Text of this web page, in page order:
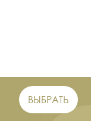
ВЫБРАТЬ